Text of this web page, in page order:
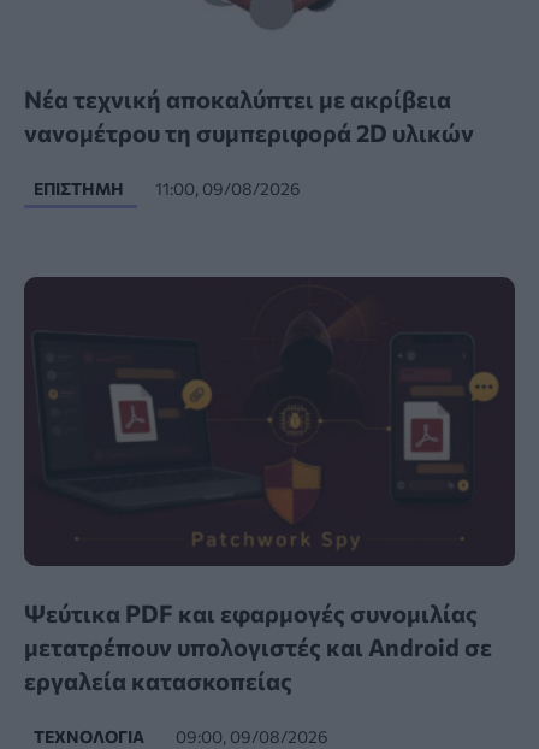
Νέα τεχνική αποκαλύπτει με ακρίβεια
νανομέτρου τη συμπεριφορά 2D υλικών
ΕΠΙΣΤΉΜΗ 11:00, 09/08/2026
Ψεύτικα PDF και εφαρμογές συνομιλίας
μετατρέπουν υπολογιστές και Android σε
εργαλεία κατασκοπείας
ΤΕΧΝΟΛΟΓΊΑ 09:00, 09/08/2026